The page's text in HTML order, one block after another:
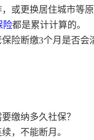
或更换居住城市等
险都是累计计算的。
险断缴3个月是否
缴纳多久社保？
，不能断月。